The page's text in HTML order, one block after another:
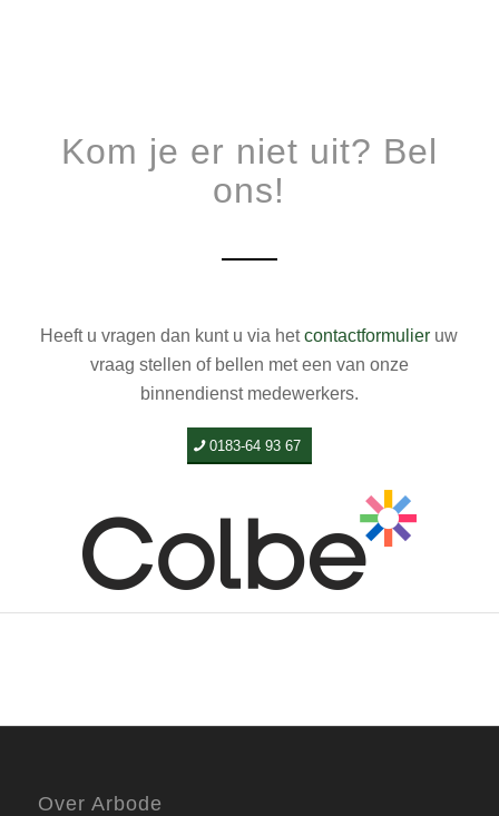
Kom je er niet uit? Bel
ons!
Heeft u vragen dan kunt u via hetcontactformulier uw
vraag stellen of bellen met een van onze
binnendienst medewerkers.
0183-64 93 67
Over Arbode